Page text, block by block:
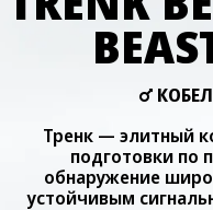
Тренк — элитный
подготовки по
обнаружение
устойчивым